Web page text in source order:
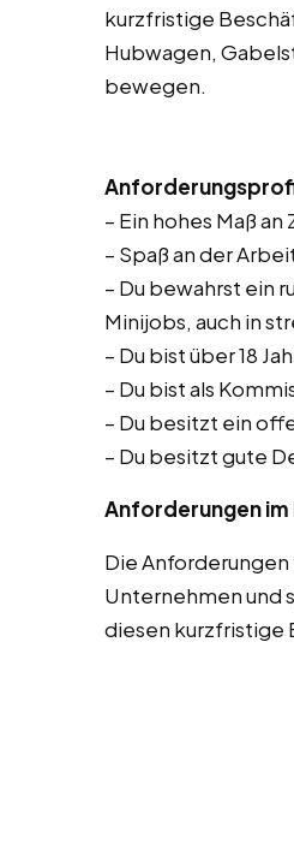
kurzfristige
Hubwagen,
bewegen.
– Ein hohes Maß
– Spaß an der
– Du bewahrst ein
Minijobs, auch in
– Du bist über 18
– Du bist als
– Du besitzt ein
– Du besitzt gute
Anforderungen im
Die
Unternehmen und
diesen kurzfristige